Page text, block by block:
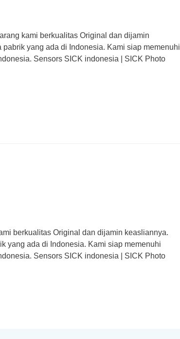
kami berkualitas Original dan dijamin
yang ada di Indonesia. Kami siap memenuhi
Sensors SICK indonesia | SICK Photo
berkualitas Original dan dijamin keasliannya.
yang ada di Indonesia. Kami siap memenuhi
Sensors SICK indonesia | SICK Photo